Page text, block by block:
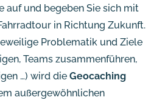
auf und begeben Sie sich mit
in Richtung Zukunft.
Problematik und Ziele
Teams zusammenführen,
…) wird die Geocaching
außergewöhnlichen